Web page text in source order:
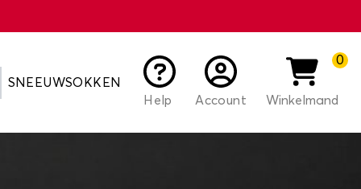
SNEEUWSOKKEN
Help
Account
0
Winkelmand